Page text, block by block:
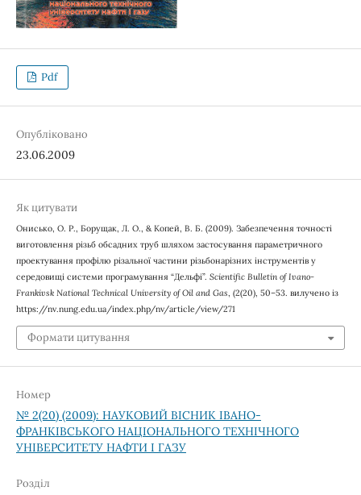
Pdf
Опубліковано
23.06.2009
Як цитувати
Онисько, О. Р., Борущак, Л. О., & Копей, В. Б. (2009). Забезпечення точності
виготовлення різьб обсадних труб шляхом застосування параметричного
проектування профілю різальної частини різьбонарізних інструментів у
середовищі системи програмування “Дельфі”. Scientific Bulletin of Ivano-
Frankivsk National Technical University of Oil and Gas, (2(20), 50–53. вилучено із
https://nv.nung.edu.ua/index.php/nv/article/view/271
Формати цитування
Номер
№ 2(20) (2009): НАУКОВИЙ ВІСНИК ІВАНО-
ФРАНКІВСЬКОГО НАЦІОНАЛЬНОГО ТЕХНІЧНОГО
УНІВЕРСИТЕТУ НАФТИ І ГАЗУ
Розділ